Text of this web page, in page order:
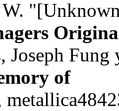
Joseph
of